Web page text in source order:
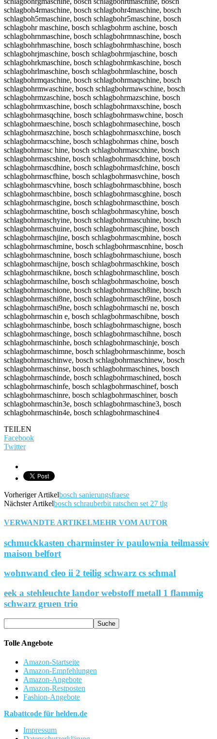
TEILEN
Facebook
Twitter
Vorheriger Artikelbosch sanierungsfraese
Nächster Artikelbosch schrauberbit ratschen set 27 tlg
VERWANDTE ARTIKELMEHR VOM AUTOR
schmuckkasten charminster iv paulownia teilmassiv
maison belfort
wohnwand cleo ii 2 teilig schwarz cs schmal
eek a stehleuchte landor webstoff metall 1 flammig
schwarz gruen trio
Tolle Angebote
Amazon-Startseite
Amazon-Empfehlungen
Amazon-Angebote
Amazon-Restposten
Fashion-Angebote
Rabattcode für helden.de
Impressum